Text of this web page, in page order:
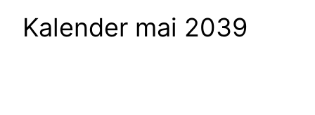
Kalender mai 2039